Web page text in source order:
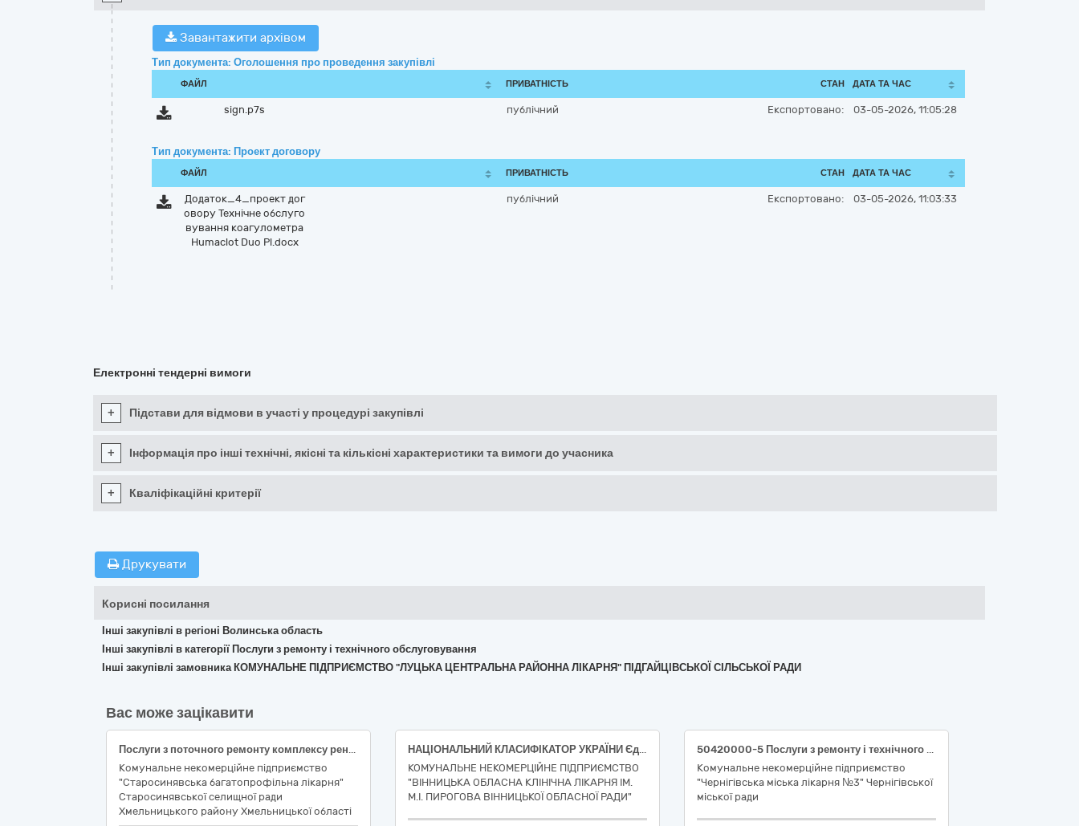
Завантажити архівом
Тип документа: Оголошення про проведення закупівлі
ФАЙЛ ПРИВАТНІСТЬ СТАН ДАТА ТА ЧАС
sign.p7s публічний Експортовано: 03-05-2026, 11:05:28
Тип документа: Проект договору
ФАЙЛ ПРИВАТНІСТЬ СТАН ДАТА ТА ЧАС
Додаток_4_проект дог
овору Технічне обслуго
вування коагулометра
Humaclot Duo Pl.docx
публічний Експортовано: 03-05-2026, 11:03:33
Електронні тендерні вимоги
+ Підстави для відмови в участі у процедурі закупівлі
+ Інформація про інші технічні, якісні та кількісні характеристики та вимоги до учасника
+ Кваліфікаційні критерії
Друкувати
Корисні посилання
Інші закупівлі в регіоні Волинська область
Інші закупівлі в категорії Послуги з ремонту і технічного обслуговування
Інші закупівлі замовника КОМУНАЛЬНЕ ПІДПРИЄМСТВО "ЛУЦЬКА ЦЕНТРАЛЬНА РАЙОННА ЛІКАРНЯ" ПІДГАЙЦІВСЬКОЇ СІЛЬСЬКОЇ РАДИ
Вас може зацікавити
Послуги з поточного ремонту комплексу рентгенівського діагностичного КРД-50 «Індіаком-02», 2007 року випуску, ДК 021:2015: 50420000-5 Послуги з ремонту і технічного обслуговування медичного та хірургічного обладнання (відповідний код - ДК 021:2015: 50421200-4 Послуги з ремонту і технічного обслуговування рентгенологічного обладнання)
Комунальне некомерційне підприємство
"Старосинявська багатопрофільна лікарня"
Старосинявської селищної ради
Хмельницького району Хмельницької області
НАЦІОНАЛЬНИЙ КЛАСИФІКАТОР УКРАЇНИ Єдиний закупівельний словник ДК 021:2015: 50420000-5 - Послуги з ремонту і технічного обслуговування медичного та хірургічного обладнання (Послуги з ремонту і технічного обслуговування відеоколоноскопа Pentax EC-3890Fi2)
КОМУНАЛЬНЕ НЕКОМЕРЦІЙНЕ ПІДПРИЄМСТВО
"ВІННИЦЬКА ОБЛАСНА КЛІНІЧНА ЛІКАРНЯ ІМ.
М.І. ПИРОГОВА ВІННИЦЬКОЇ ОБЛАСНОЇ РАДИ"
50420000-5 Послуги з ремонту і технічного обслуговування медичного та хірургічного обладнання (Послуги з технічного обслуговування медичного та хірургічного обладнання)
Комунальне некомерційне підприємство
"Чернігівська міська лікарня №3" Чернігівської
міської ради